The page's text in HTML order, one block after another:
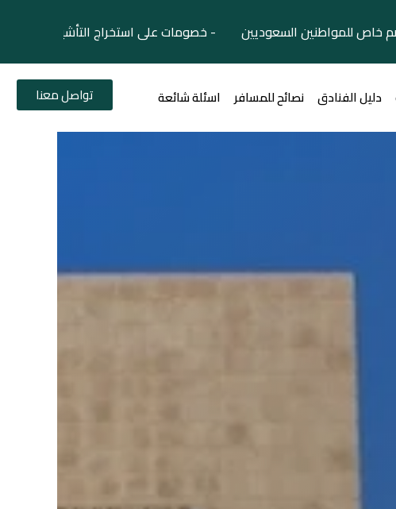
للمواطنين السعوديين - خصومات على استخراج التأشيرات
دليل الفنادق نصائح للمسافر اسئلة شائعة تواصل معنا